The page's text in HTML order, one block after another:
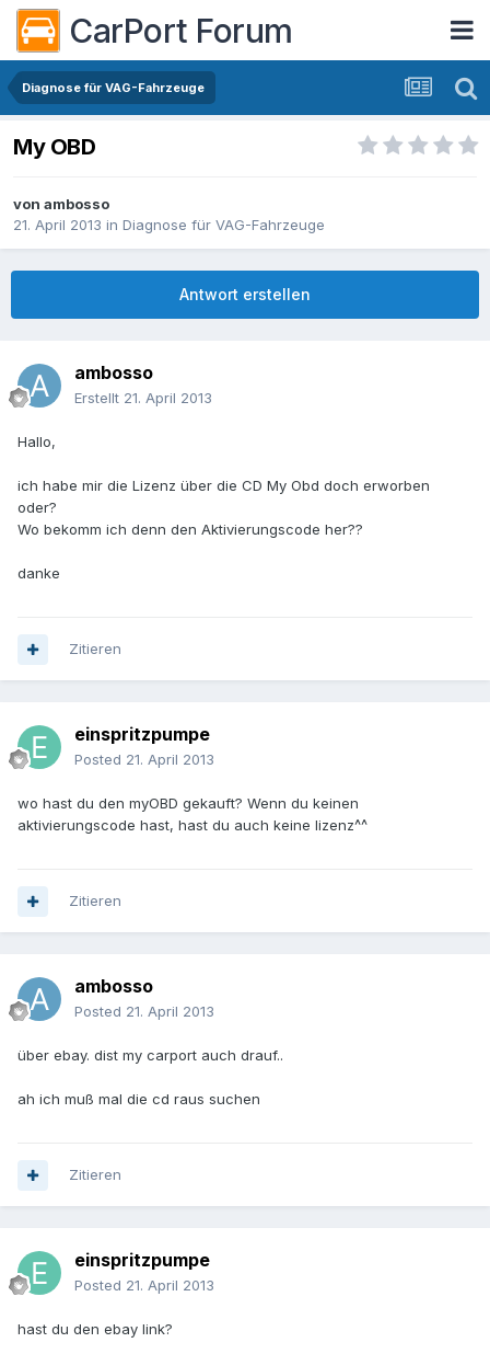
CarPort Forum
Diagnose für VAG-Fahrzeuge
My OBD
von ambosso
21. April 2013 in Diagnose für VAG-Fahrzeuge
Antwort erstellen
ambosso
Erstellt 21. April 2013
Hallo,
ich habe mir die Lizenz über die CD My Obd doch erworben
oder?
Wo bekomm ich denn den Aktivierungscode her??
danke
Zitieren
einspritzpumpe
Posted 21. April 2013
wo hast du den myOBD gekauft? Wenn du keinen
aktivierungscode hast, hast du auch keine lizenz^^
Zitieren
ambosso
Posted 21. April 2013
über ebay. dist my carport auch drauf..
ah ich muß mal die cd raus suchen
Zitieren
einspritzpumpe
Posted 21. April 2013
hast du den ebay link?